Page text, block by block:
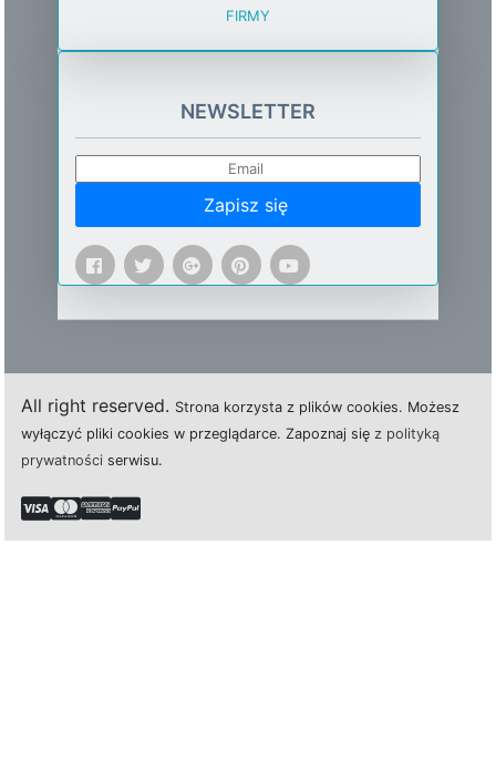
FIRMY
NEWSLETTER
Zapisz się
All right reserved. Strona korzysta z plików cookies. Możesz
wyłączyć pliki cookies w przeglądarce. Zapoznaj się z polityką
prywatności serwisu.